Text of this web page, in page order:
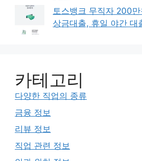
토스뱅크 무직자 200
상금대출, 휴일 야간 대
카테고리
다양한 직업의 종류
금융 정보
리뷰 정보
직업 관련 정보